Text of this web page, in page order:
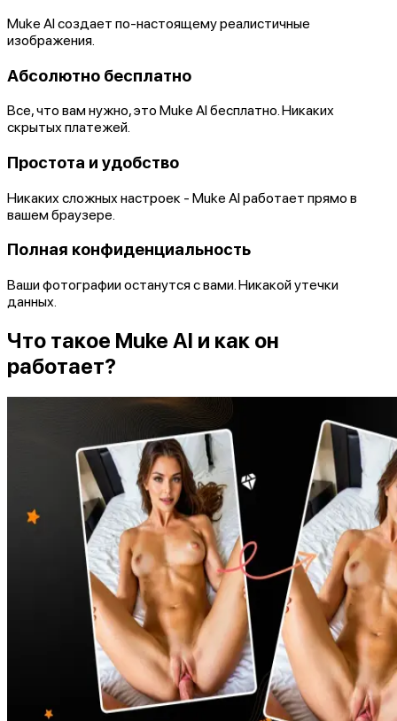
Muke AI создает по-настоящему реалистичные
изображения.
Абсолютно бесплатно
Все, что вам нужно, это Muke AI бесплатно. Никаких
скрытых платежей.
Простота и удобство
Никаких сложных настроек - Muke AI работает прямо в
вашем браузере.
Полная конфиденциальность
Ваши фотографии останутся с вами. Никакой утечки
данных.
Что такое Muke AI и как он
работает?